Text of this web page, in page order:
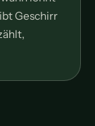
Geschirr